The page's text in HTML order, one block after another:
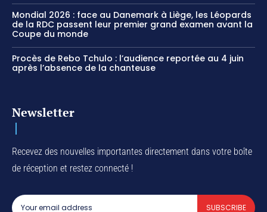
Mondial 2026 : face au Danemark à Liège, les Léopards
de la RDC passent leur premier grand examen avant la
Coupe du monde
Procès de Rebo Tchulo : l’audience reportée au 4 juin
après l’absence de la chanteuse
Newsletter
Recevez des nouvelles importantes directement dans votre boîte
de réception et restez connecté !
SUBSCRIBE